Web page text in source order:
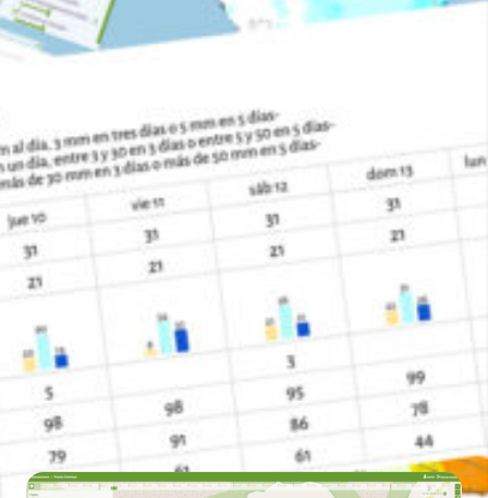
Nicamet y Hondumet son sistemas de alerta
Comisión Permanente de Contingencias de Honduras
(COPECO). Ambas agencias tienen dentro de sus
mandatos todos los aspectos relacionados con la
meteorología (observación, predicción y provisión de
información) en sus respectivos países. Estos dos
sistemas fueron financiados por la Agencia Española de
Cooperación Internacional para el Desarrollo (AECID).
Contacta con nosotros